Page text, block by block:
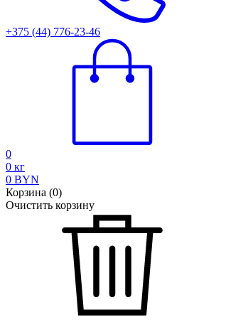
+375 (44) 776-23-46
0
0 кг
0 BYN
Корзина (0)
Очистить корзину